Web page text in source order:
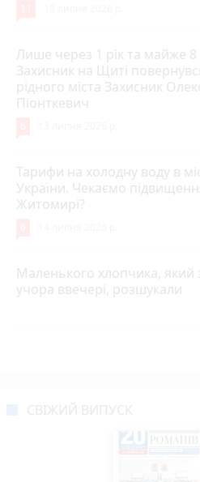
Лише через 1 рік та майже 8
Захисник на Щиті
рідного міста Захисник
Піонткевич
Тарифи на холодну воду в
України. Чекаємо
Житомирі?
Маленького хлопчика, який
учора ввечері, розшукали